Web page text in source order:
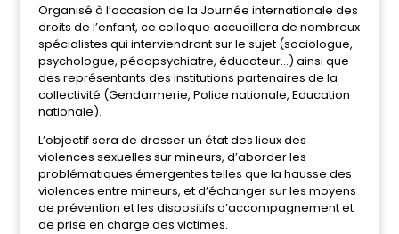
Organisé à l’occasion de la Journée internationale des
droits de l’enfant, ce colloque accueillera de nombreux
spécialistes qui interviendront sur le sujet (sociologue,
psychologue, pédopsychiatre, éducateur…) ainsi que
des représentants des institutions partenaires de la
collectivité (Gendarmerie, Police nationale, Education
nationale).
L’objectif sera de dresser un état des lieux des
violences sexuelles sur mineurs, d’aborder les
problématiques émergentes telles que la hausse des
violences entre mineurs, et d’échanger sur les moyens
de prévention et les dispositifs d’accompagnement et
de prise en charge des victimes.